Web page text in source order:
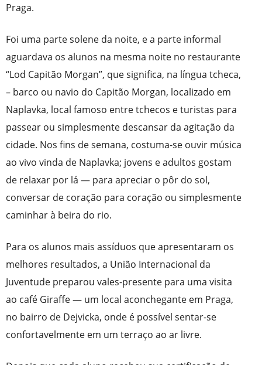
Praga.
Foi uma parte solene da noite, e a parte informal
aguardava os alunos na mesma noite no restaurante
“Lod Capitão Morgan”, que significa, na língua tcheca,
– barco ou navio do Capitão Morgan, localizado em
Naplavka, local famoso entre tchecos e turistas para
passear ou simplesmente descansar da agitação da
cidade. Nos fins de semana, costuma-se ouvir música
ao vivo vinda de Naplavka; jovens e adultos gostam
de relaxar por lá — para apreciar o pôr do sol,
conversar de coração para coração ou simplesmente
caminhar à beira do rio.
Para os alunos mais assíduos que apresentaram os
melhores resultados, a União Internacional da
Juventude preparou vales-presente para uma visita
ao café Giraffe — um local aconchegante em Praga,
no bairro de Dejvicka, onde é possível sentar-se
confortavelmente em um terraço ao ar livre.